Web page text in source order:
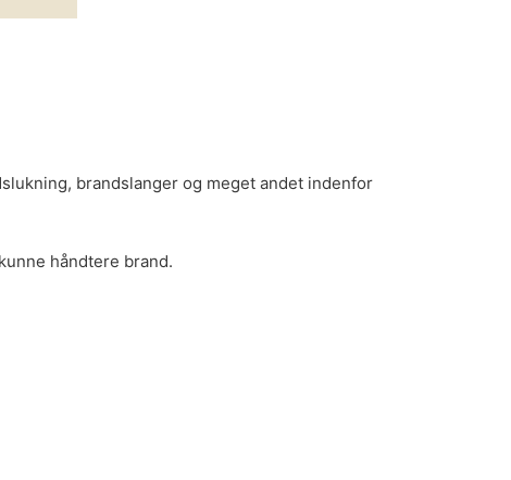
brandslanger og meget andet indenfor
håndtere brand.